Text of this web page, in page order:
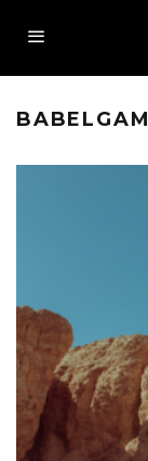
BABELGAM